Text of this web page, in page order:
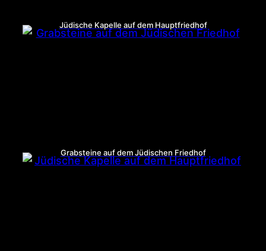
Jüdische Kapelle auf dem Hauptfriedhof
Grabsteine auf dem Jüdischen Friedhof